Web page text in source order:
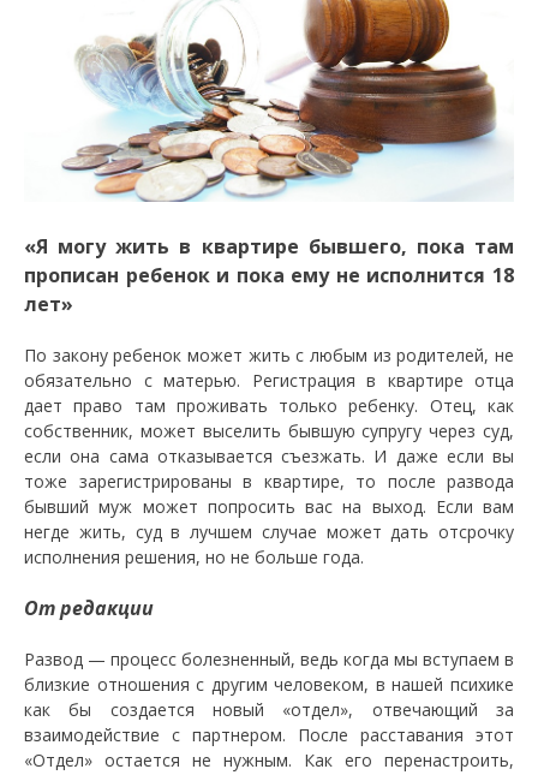
«Я могу жить в квартире бывшего, пока там
прописан ребенок и пока ему не исполнится 18
лет»
По закону ребенок может жить с любым из родителей, не
обязательно с матерью. Регистрация в квартире отца
дает право там проживать только ребенку. Отец, как
собственник, может выселить бывшую супругу через суд,
если она сама отказывается съезжать. И даже если вы
тоже зарегистрированы в квартире, то после развода
бывший муж может попросить вас на выход. Если вам
негде жить, суд в лучшем случае может дать отсрочку
исполнения решения, но не больше года.
От редакции
Развод — процесс болезненный, ведь когда мы вступаем в
близкие отношения с другим человеком, в нашей психике
как бы создается новый «отдел», отвечающий за
взаимодействие с партнером. После расставания этот
«Отдел» остается не нужным. Как его перенастроить,